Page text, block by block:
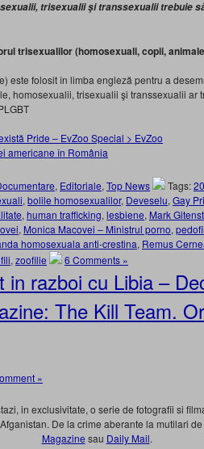
trisexualii şi transsexualii trebuie
trisexualilor (homosexuali, copii,
este folosit în limba engleză pentru a
homosexualii, trisexualii şi transsexualii ar
Pride – EvZoo Special > EvZoo
americane în România
, Editoriale, Top News Tags:
, bolile homosexualilor, Deveselu, Gay
, human trafficking, lesbiene, Mark
, Monica Macovei – Ministrul porno,
homosexuala anti-crestina, Remus
, zoofilie 6 Comments »
in razboi cu Libia –
The Kill Team.
»
in exclusivitate, o serie de fotografii si
De la crime aberante la mutilari
Magazine sau Daily Mail.